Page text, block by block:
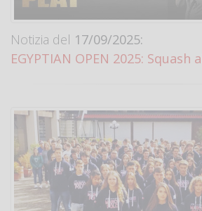
Notizia del 17/09/2025:
EGYPTIAN OPEN 2025: Squash